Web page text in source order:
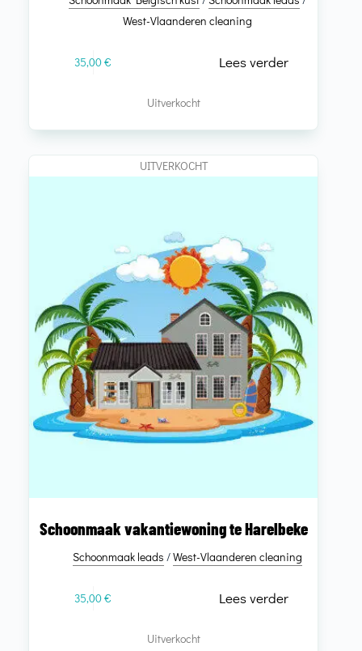
West-Vlaanderen cleaning
35,00€ Lees verder
Uitverkocht
UITVERKOCHT
Schoonmaak vakantiewoning te Harelbeke
Schoonmaak leads /West-Vlaanderen cleaning
35,00€ Lees verder
Uitverkocht